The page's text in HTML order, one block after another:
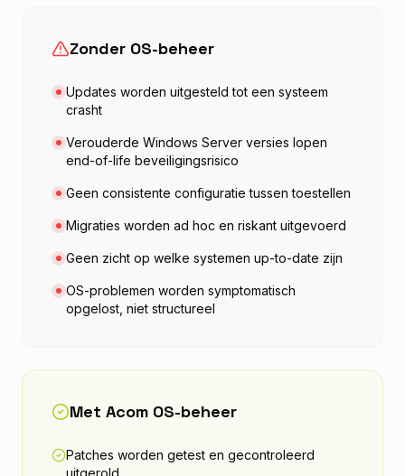
Zonder OS-beheer
Updates worden uitgesteld tot een systeem
crasht
Verouderde Windows Server versies lopen
end-of-life beveiligingsrisico
Geen consistente configuratie tussen toestellen
Migraties worden ad hoc en riskant uitgevoerd
Geen zicht op welke systemen up-to-date zijn
OS-problemen worden symptomatisch
opgelost, niet structureel
Met Acom OS-beheer
Patches worden getest en gecontroleerd
uitgerold